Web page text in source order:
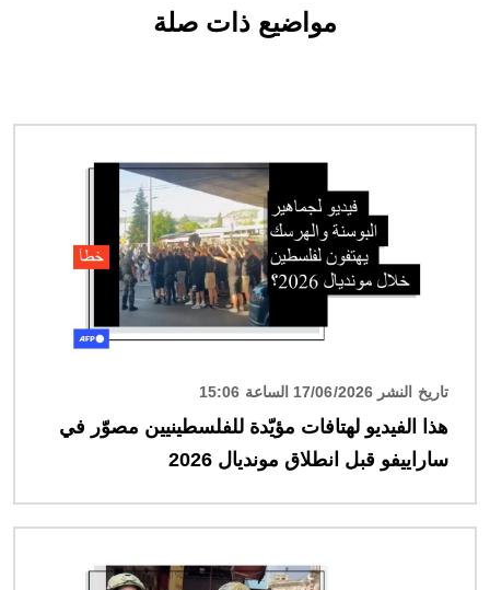
مواضيع ذات صلة
تاريخ النشر 17/06/2026 الساعة 15:06
هذا الفيديو لهتافات مؤيّدة للفلسطينيين مصوّر في
ساراييفو قبل انطلاق مونديال 2026